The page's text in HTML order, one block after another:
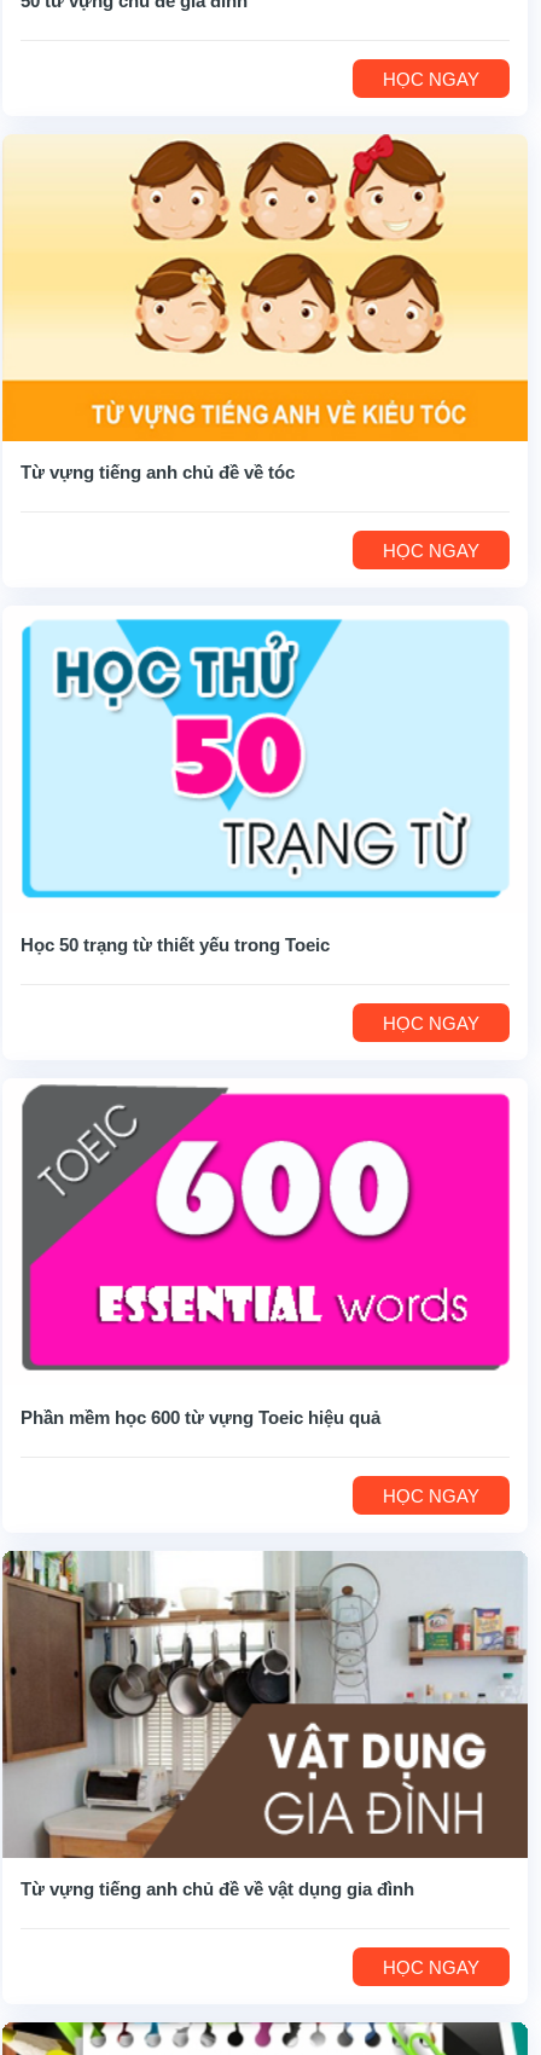
HỌC NGAY
Từ vựng tiếng anh chủ đề về tóc
HỌC NGAY
Học 50 trạng từ thiết yếu trong Toeic
HỌC NGAY
Phần mềm học 600 từ vựng Toeic hiệu quả
HỌC NGAY
Từ vựng tiếng anh chủ đề về vật dụng gia đình
HỌC NGAY